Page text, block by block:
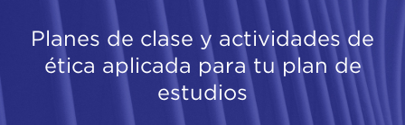
Planes de clase y actividades de
ética aplicada para tu plan de
estudios